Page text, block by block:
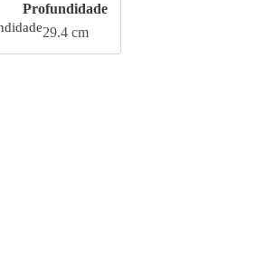
Profundidade
29.4 cm